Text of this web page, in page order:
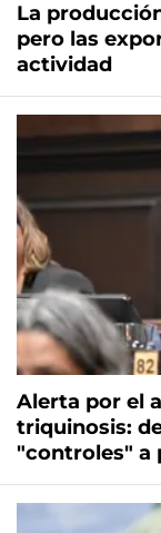
La
pero las
actividad
Alerta por el
triquinosis:
"controles" a